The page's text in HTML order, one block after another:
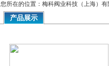
您所在的位置：梅科阀业科技（上海）
产品展示